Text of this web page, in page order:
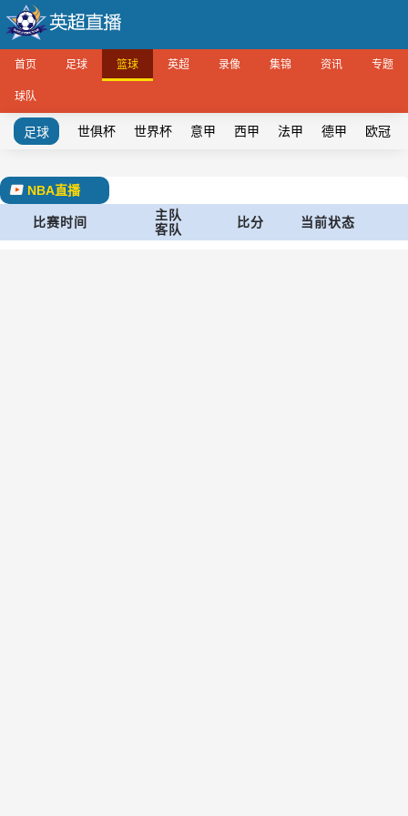
首页 足球 篮球 英超 录像 集锦 资讯 专题
球队
足球 世俱杯 世界杯 意甲 西甲 法甲 德甲 欧冠
NBA直播
比赛时间 主队 比分
客队 当前状态